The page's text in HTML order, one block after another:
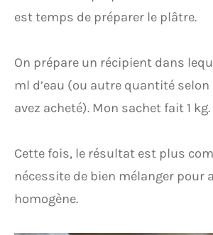
est temps de préparer le plâtre.
On prépare un récipient dans
ml d’eau (ou autre quantité
avez acheté). Mon sachet fait 1 kg.
Cette fois, le résultat est plus
nécessite de bien mélanger pour
homogène.